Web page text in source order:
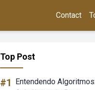
Contact
Top Post
#1
Entendendo